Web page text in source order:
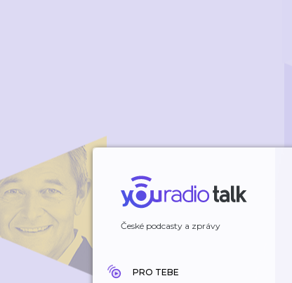
České podcasty a zprávy
PRO TEBE